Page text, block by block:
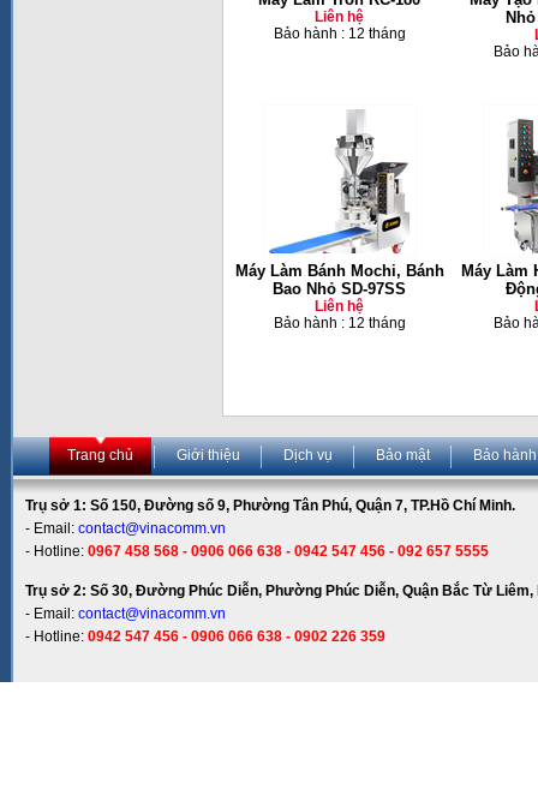
Liên hệ
Bảo hành : 12 tháng
Bảo
Máy Làm Bánh Mochi, Bánh
Bao Nhỏ SD-97SS
Liên hệ
Bảo hành : 12 tháng
Máy Làm
Bảo
Trang chủ Giới thiệu Dịch vụ Bảo mật Bảo hành
Trụ sở 1: Số 150, Đường số 9, Phường Tân Phú, Quận 7, TP.Hồ Chí Minh.
- Email: contact@vinacomm.vn
- Hotline: 0967 458 568 - 0906 066 638 - 0942 547 456 - 092 657 5555
Trụ sở 2: Số 30, Đường Phúc Diễn, Phường Phúc Diễn, Quận Bắc Từ Liêm,
- Email: contact@vinacomm.vn
- Hotline: 0942 547 456 - 0906 066 638 - 0902 226 359